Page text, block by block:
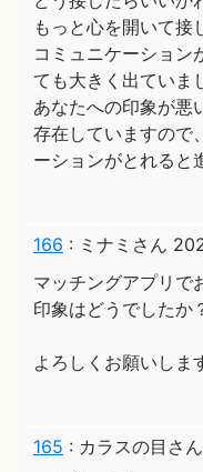
もっと心を開いて接
コミュニケーション
ても大きく出ていま
あなたへの印象が悪
存在していますので
ーションがとれると
166 : ミナミさん
マッチングアプリで
印象はどうでしたか
よろしくお願いしま
165 : カラスの目さん